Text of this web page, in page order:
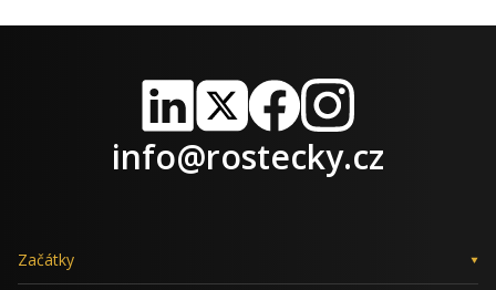
LinkedIn
X FacebookInstagram
info@rostecky.cz
Začátky